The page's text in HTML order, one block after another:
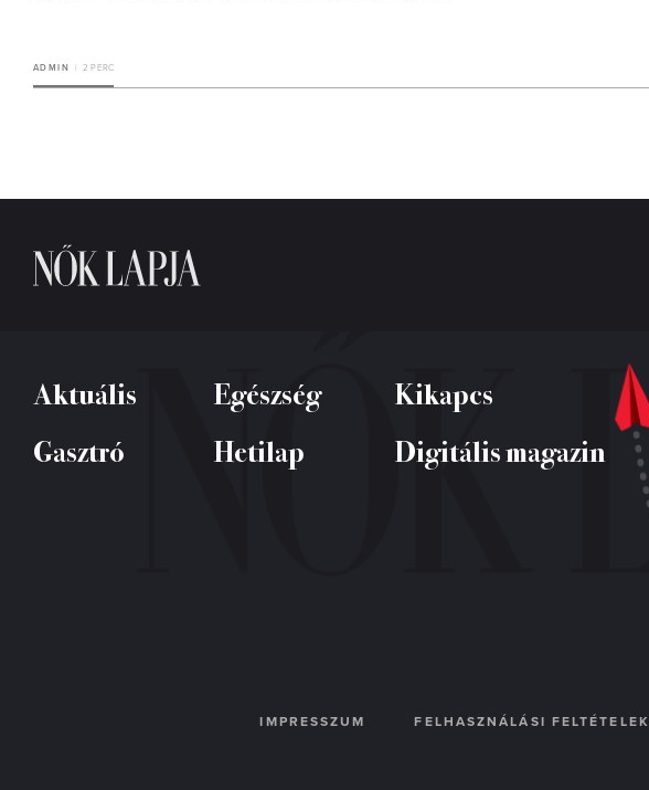
ADMIN 2 PERC
Aktuális Egészség
Kikapcs
Gasztró
Hetilap Digitális magazin
IMPRESSZUM FELHASZNÁLÁSI FELTÉTELEK